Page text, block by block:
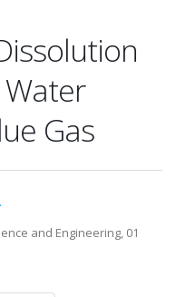
Gas
and Engineering, 01